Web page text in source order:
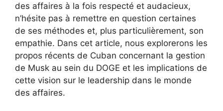
des affaires à la fois respecté et audacieux,
n’hésite pas à remettre en question certaines
de ses méthodes et, plus particulièrement, son
empathie. Dans cet article, nous explorerons les
propos récents de Cuban concernant la gestion
de Musk au sein du DOGE et les implications de
cette vision sur le leadership dans le monde
des affaires.